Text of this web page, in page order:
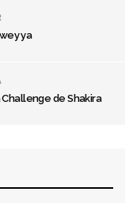
ya
de Shakira